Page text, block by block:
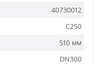
40730012
C250
510 мм
DN300